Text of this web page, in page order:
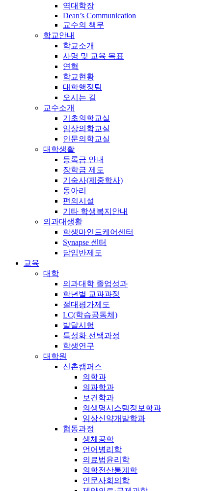
역대학장
Dean’s Communication
교수의 책무
학교안내
학교소개
사명 및 교육 목표
연혁
학교현황
대학행정팀
오시는 길
교수소개
기초의학교실
임상의학교실
인문의학교실
대학생활
등록금 안내
장학금 제도
기숙사(제중학사)
동아리
편의시설
기타 학생복지안내
의과대생활
학생마인드케어센터
Synapse 센터
담임반제도
교육
대학
의과대학 졸업성과
학년별 교과과정
절대평가제도
LC(학습공동체)
발달시험
특성화 선택과정
학생연구
대학원
신촌캠퍼스
의학과
의과학과
보건학과
의생명시스템정보학과
임상신약개발학과
협동과정
생체공학
언어병리학
의료법윤리학
의학전산통계학
인문사회의학